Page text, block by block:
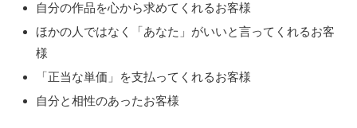
自分の作品を心から求めてくれるお客様
ほかの人ではなく「あなた」がいいと言ってくれるお客
様
「正当な単価」を支払ってくれるお客様
自分と相性のあったお客様